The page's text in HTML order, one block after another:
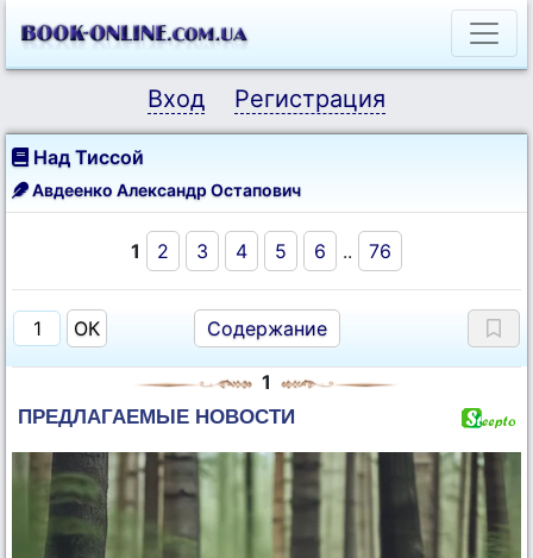
Вход Регистрация
Над Тиссой
Авдеенко Александр Остапович
1 2 3 4 5 6 .. 76
Содержание
1